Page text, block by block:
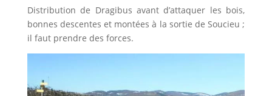
Distribution de Dragibus avant d’attaquer les bois,
bonnes descentes et montées à la sortie de Soucieu ;
il faut prendre des forces.